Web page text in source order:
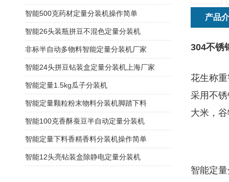
产品
304不锈
花生称
采用不
大米，
智能定
智能500克药材定量分装机操作简单
智能26头装瓶拼豆不混色定量分装机
非标半自动多物料智能定量分装机厂家
智能24头拼豆钻装盒定量分装机上海厂家
智能定量1.5kg瓜子分装机
智能定量颗粒粉末物料分装机脚踏下料
智能100克香酥蚕豆半自动定量分装机
智能定量下料香精香料分装机操作简单
智能12头亮钻装盒除静电定量分装机